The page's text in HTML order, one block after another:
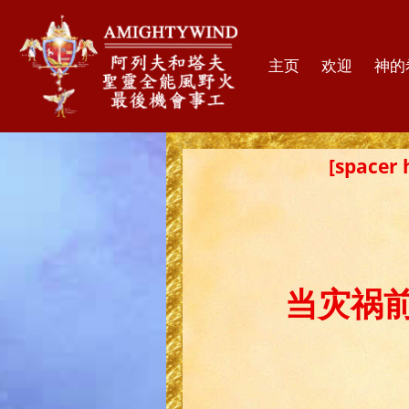
主页 欢迎 神
[spacer
当灾祸